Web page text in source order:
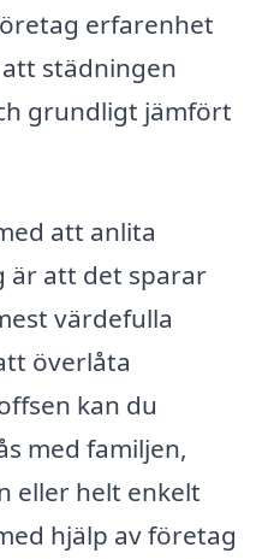
erfarenhet
städningen
grundligt jämfört
att anlita
är att det sparar
värdefulla
överlåta
kan du
med familjen,
eller helt enkelt
hjälp av företag